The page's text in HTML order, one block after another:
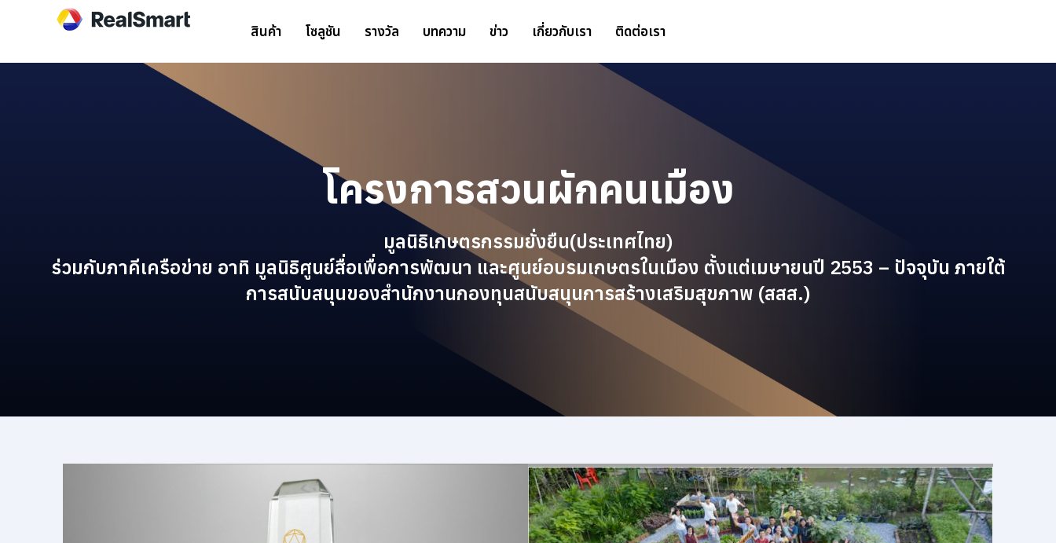
สินค้า โซลูชัน รางวัล บทความ ข่าว เกี่ยวกับเรา ติดต่อเรา
โครงการสวนผักคนเมือง
มูลนิธิเกษตรกรรมยั่งยืน(ประเทศไทย)
ร่วมกับภาคีเครือข่าย อาทิ มูลนิธิศูนย์สื่อเพื่อการพัฒนา และศูนย์อบรมเกษตรในเมือง ตั้งแต่เมษายนปี 2553 – ปัจจุบัน ภายใต้
การสนับสนุนของสำนักงานกองทุนสนับสนุนการสร้างเสริมสุขภาพ (สสส.)